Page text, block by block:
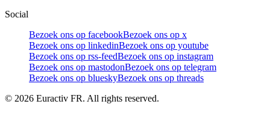
Social
Bezoek ons op facebookBezoek ons op x
Bezoek ons op linkedinBezoek ons op youtube
Bezoek ons op rss-feedBezoek ons op instagram
Bezoek ons op mastodonBezoek ons op telegram
Bezoek ons op blueskyBezoek ons op threads
© 2026 Euractiv FR. All rights reserved.